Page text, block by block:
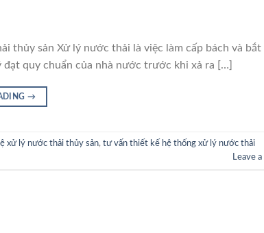
thủy sản Xử lý nước thải là việc làm cấp bách và bắt
quy chuẩn của nhà nước trước khi xả ra […]
→
xử lý nước thải thủy sản, tư vấn thiết kế hệ thống xử lý nước thải
Leave